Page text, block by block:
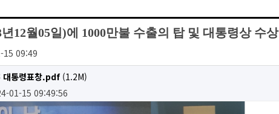
12월05일)에 1000만불 수출의 탑 및 대통령상 수상
15 09:49
대통령표창.pdf (1.2M)
01-15 09:49:56